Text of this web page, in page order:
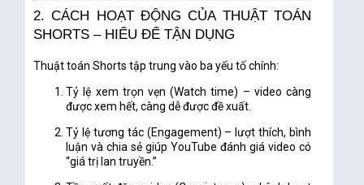
2. CÁCH HOẠT ĐỘNG CỦA THUẬT TOÁN
SHORTS – HIỂU ĐỂ TẬN DỤNG
Thuật toán Shorts tập trung vào ba yếu tố chính:
Tỷ lệ xem trọn vẹn (Watch time) – video càng
được xem hết, càng dễ được đề xuất.
Tỷ lệ tương tác (Engagement) – lượt thích, bình
luận và chia sẻ giúp YouTube đánh giá video có
“giá trị lan truyền.”